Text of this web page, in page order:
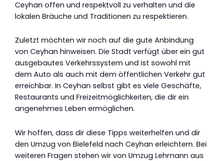
Ceyhan offen und respektvoll zu verhalten und die
lokalen Bräuche und Traditionen zu respektieren.
Zuletzt möchten wir noch auf die gute Anbindung
von Ceyhan hinweisen. Die Stadt verfügt über ein gut
ausgebautes Verkehrssystem und ist sowohl mit
dem Auto als auch mit dem öffentlichen Verkehr gut
erreichbar. In Ceyhan selbst gibt es viele Geschäfte,
Restaurants und Freizeitmöglichkeiten, die dir ein
angenehmes Leben ermöglichen.
Wir hoffen, dass dir diese Tipps weiterhelfen und dir
den Umzug von Bielefeld nach Ceyhan erleichtern. Bei
weiteren Fragen stehen wir von Umzug Lehmann aus